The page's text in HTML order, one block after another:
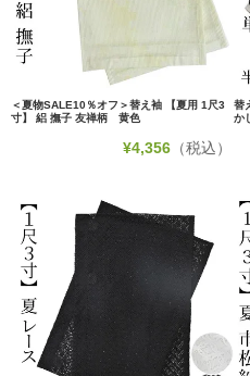
＜夏物SALE10％オフ＞替え袖 【夏用 1尺3
寸】 絽 撫子 友禅柄 黄色
¥4,356 （税込）
替
か